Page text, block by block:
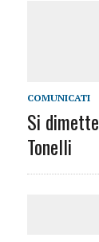
COMUNICATI
Si
Tonelli